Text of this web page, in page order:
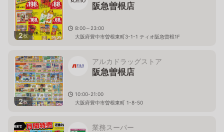
2枚
阪急曽根店
8:00～23:00
大阪府豊中市曽根東町3-1-1 ティオ阪急曽根1F
2枚
アルカドラッグストア
阪急曽根店
10:00-21:00
大阪府豊中市曽根東町 1-8-50
業務スーパー